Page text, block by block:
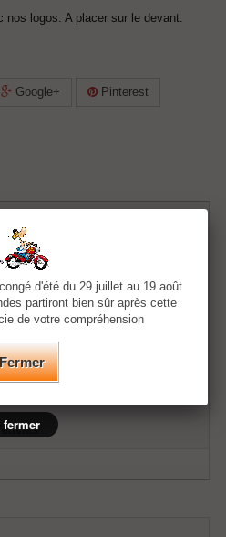
nos logos. A placer sur le devant.
Google+ Pinterest
d'été du 29 juillet au 19 août
partiront bien sûr après cette
de votre compréhension
Fermer
fermer